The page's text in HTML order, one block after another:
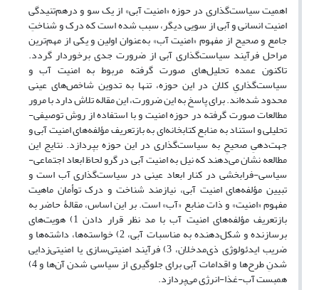
اهمیت سیاست‌گذاری در حوزه «امنیت آبی» از یک سو و درهم‌تنیدگی
امنیت انسانی و آبی از سویی دیگر، سبب شده است که درک و شناختِ
جامع و صحیح از مفهوم «امنیت آب» به‌عنوان اولین و یکی از مهم‌ترین
مراحل فرآیند سیاست‌گذاری آبی از ضرورت جدی برخوردار گردد.
تاکنون عمده تحلیل‌های صورت گرفته مربوط به امنیت آب و
سیاست‌گذاریِ کلان در این حوزه، تنها به تدوین شاخص‌های عینی
محدود شده‌اند. برای پاسخ به این ضرورت، این مقاله تلاش دارد با مرور
مطالعات صورت گرفته در حوزه امنیت و با استفاده از روش توصیفی-
تحلیلی و استناد به منابع کتابخانه‌ای به بازتعریف مؤلفه‌‌های امنیت آبی و
جهت‌دهیِ صحیحِ به سیاست‌گذاری در این حوزه بپردازد. نتایج این
مطالعه نشان می‌دهند که نیل به امنیت آبی در گرو لحاظ ابعاد اجتماعی-
سیاسی-فرابخشی در کنار ابعاد عینی در سیاست‌گذاری آب است و
تبیین مؤلفه‌های امنیت آبی، نیازمند شناخت و درک توأمان ماهیت
مفهوم «امنیت» و ذات منابع «آب» است. بر این اساس، مقالۀ حاضر به
بازتعریف مؤلفه‌‌های امنیت آب با مد نظر قرار دادن 1) هویت‌های
برسازنده و شکل‌دهنده به مناسبات آبی، 2) خواسته‌ها، داشته‌ها و
ضریب ایدئولوژی ذی‌مدخلان، 3) فرآیند امنیتی‌سازی یا امنیتی‌زدایی
شدنِ طرح‌ها و اقدامات آبی برای جلوگیری از سیاسی شدن آن‌ها و 4)
همبست آب-غذا-انرژی می‌پردازد.